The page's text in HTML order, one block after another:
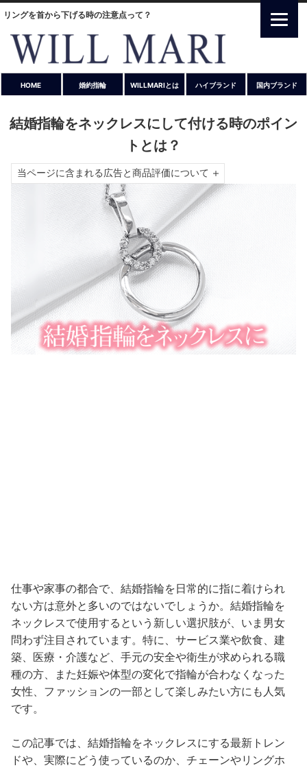
リングを首から下げる時の注意点って？
HOME 婚約指輪 WILLMARIとは ハイブランド 国内ブランド
結婚指輪をネックレスにして付ける時のポイン
トとは？
当ページに含まれる広告と商品評価について
仕事や家事の都合で、結婚指輪を日常的に指に着けられ
ない方は意外と多いのではないでしょうか。結婚指輪を
ネックレスで使用するという新しい選択肢が、いま男女
問わず注目されています。特に、サービス業や飲食、建
築、医療・介護など、手元の安全や衛生が求められる職
種の方、また妊娠や体型の変化で指輪が合わなくなった
女性、ファッションの一部として楽しみたい方にも人気
です。
この記事では、結婚指輪をネックレスにする最新トレン
ドや、実際にどう使っているのか、チェーンやリングホ